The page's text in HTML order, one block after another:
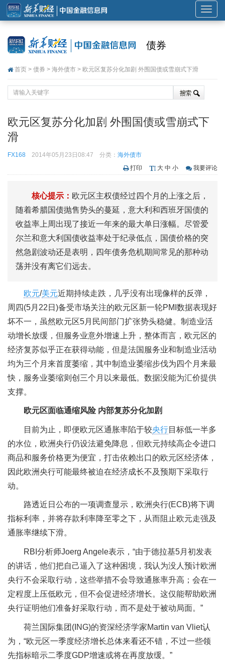
展
开
债券
首页 > 债券 > 海外债市 > 欧元区复苏分化加剧 外围国债或雪崩式下滑
欧元区复苏分化加剧 外围国债或雪崩式下
滑
FX168 2014年05月23日08:47 分类： 海外债市
打印
大 中 小 我要评论
核心提示： 欧元区主权债经过四个月的上涨之后，
随着希腊国债抛售势头的蔓延，意大利和西班牙国债的
收益率上周出现了接近一年来的最大单日涨幅。尽管爱
尔兰和意大利国债收益率处于纪录低点，国债价格的突
然急剧波动还是表明，四年债务危机期间常见的那种动
荡并没有离它们远去。
欧元/美元近期持续走跌，几乎没有出现像样的反弹，
周四(5月22日)备受市场关注的欧元区新一轮PMI数据表现好
坏不一，虽然欧元区5月民间部门扩张势头稳健。制造业活
动增长放缓，但服务业意外增速上升，整体而言，欧元区的
经济复苏似乎正在获得动能，但是法国服务业和制造业活动
均为三个月来首度萎缩，其中制造业萎缩步伐为四个月来最
快，服务业萎缩则创三个月以来最低。数据没能为汇价提供
支撑。
欧元区面临通缩风险 内部复苏分化加剧
目前为止，即便欧元区通胀率陷于较央行目标低一半多
的水位，欧洲央行仍设法避免降息，但欧元持续高企令进口
商品和服务价格更为便宜，打击依赖出口的欧元区经济体，
因此欧洲央行可能最终被迫在经济成长不及预期下采取行
动。
路透近日公布的一项调查显示，欧洲央行(ECB)将下调
指标利率，并将存款利率降至零之下，从而阻止欧元走强及
通胀率继续下滑。
RBI分析师Joerg Angele表示，“由于德拉基5月初发表
的讲话，他们把自己逼入了这种困境，我认为没人预计欧洲
央行不会采取行动，这些举措不会导致通胀率升高；会在一
定程度上压低欧元，但不会促进经济增长。这仅能帮助欧洲
央行证明他们准备好采取行动，而不是处于被动局面。”
荷兰国际集团(ING)的资深经济学家Martin van Vliet认
为，“欧元区一季度经济增长总体来看还不错，不过一些领
先指标暗示二季度GDP增速或将在再度放缓。”